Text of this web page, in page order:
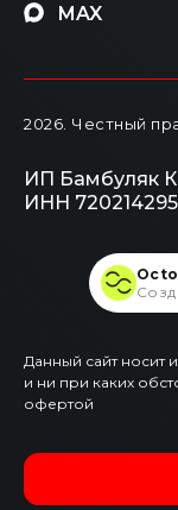
MAX
2026 . Честный
ИП Бамбуляк
ИНН
Данный сайт носит
и ни при каких
офертой